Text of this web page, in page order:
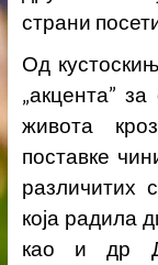
страни
Од
„акцента”
живота
поставке
различитих
која радила
као и др